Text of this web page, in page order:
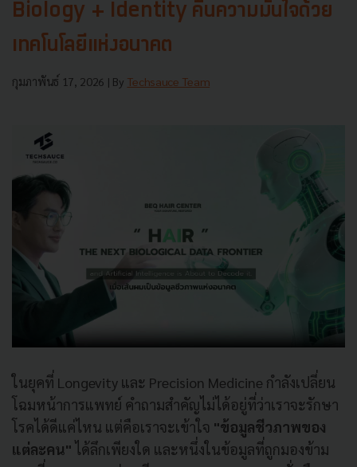
Biology + Identity คืนความมั่นใจด้วย
เทคโนโลยีแห่งอนาคต
กุมภาพันธ์ 17, 2026 | By Techsauce Team
ในยุคที่ Longevity และ Precision Medicine กำลังเปลี่ยน
โฉมหน้าการแพทย์ คำถามสำคัญไม่ได้อยู่ที่ว่าเราจะรักษา
โรคได้ดีแค่ไหน แต่คือเราจะเข้าใจ "ข้อมูลชีวภาพของ
แต่ละคน" ได้ลึกเพียงใด และหนึ่งในข้อมูลที่ถูกมองข้าม